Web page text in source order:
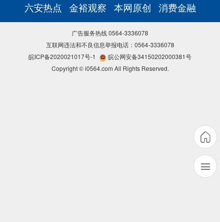
六安热点 金裕观察 本网原创 消费金融
广告服务热线 0564-3336078
互联网违法和不良信息举报电话：0564-3336078
皖ICP备2020021017号-1
皖公网安备34150202000381号
Copyright © i0564.com All Rights Reserved.